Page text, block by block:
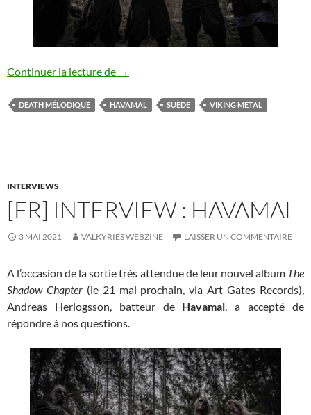
Continuer la lecture de [ENG] Interview : Havamal
→
DEATH MÉLODIQUE HAVAMAL SUÈDE VIKING METAL
INTERVIEWS
[FR] INTERVIEW : HAVAMAL
3 MAI 2021 VALKYRIES WEBZINE LAISSER UN COMMENTAIRE
A l’occasion de la sortie très attendue de leur nouvel album The
Shadow Chapter (le 21 mai prochain, via Art Gates Records),
Andreas Herlogsson, batteur de Havamal, a accepté de
répondre à nos questions.